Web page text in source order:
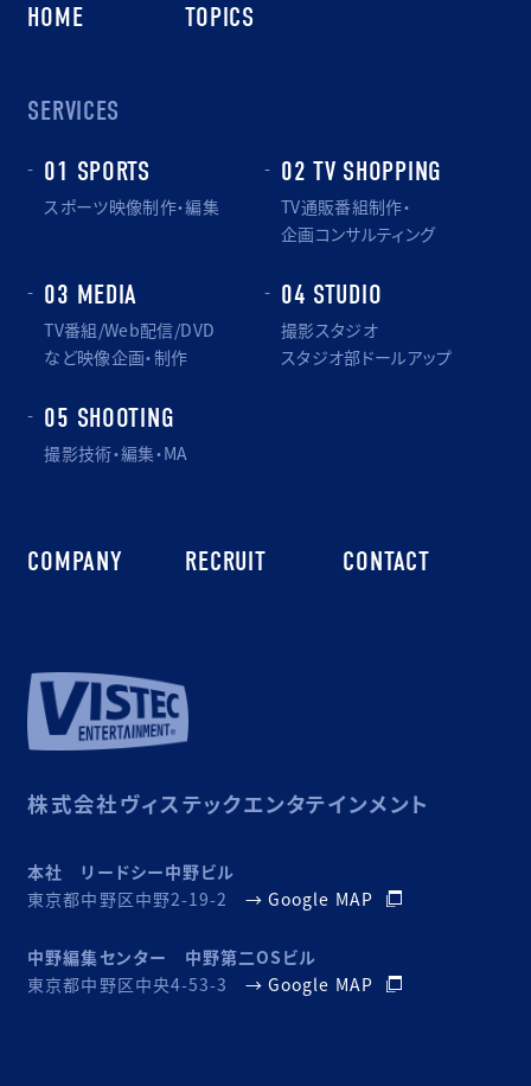
HOME TOPICS
SERVICES
01 SPORTS
スポーツ映像制作・編集
02 TV SHOPPING
TV通販番組制作・
企画コンサルティング
03 MEDIA
TV番組/Web配信/DVD
など映像企画・制作
04 STUDIO
撮影スタジオ
スタジオ部ドールアップ
05 SHOOTING
撮影技術・編集・MA
COMPANY RECRUIT CONTACT
株式会社ヴィステックエンタテインメント
本社 リードシー中野ビル
東京都中野区中野2-19-2→ Google MAP
中野編集センター 中野第二OSビル
東京都中野区中央4-53-3→ Google MAP